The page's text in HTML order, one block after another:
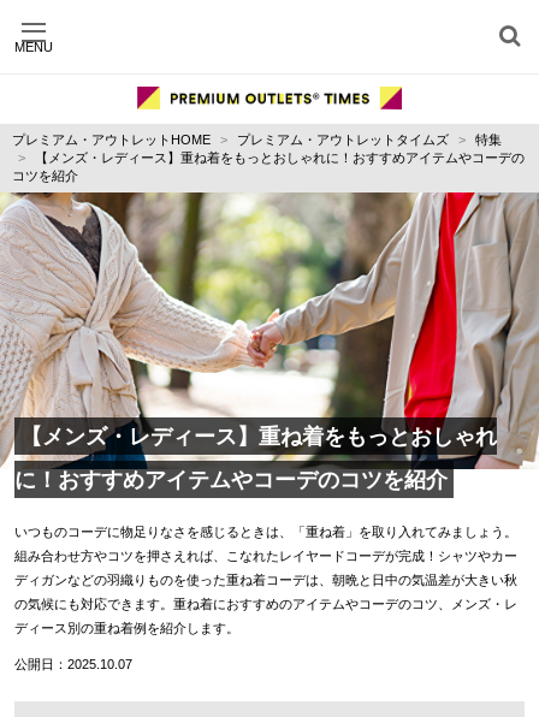
MENU
施設別に記事を探す
運営会社
利用規約
プライバシーポリシー
お問い合わせ
プレミアム・アウトレットHOME プレミアム・アウトレットタイムズ
特集
【メンズ・レディース】重ね着をもっとおしゃれに！おすすめアイテムやコーデの
コツを紹介
【メンズ・レディース】重ね着をもっとおしゃれ
に！おすすめアイテムやコーデのコツを紹介
いつものコーデに物足りなさを感じるときは、「重ね着」を取り入れてみましょう。
組み合わせ方やコツを押さえれば、こなれたレイヤードコーデが完成！シャツやカー
ディガンなどの羽織りものを使った重ね着コーデは、朝晩と日中の気温差が大きい秋
の気候にも対応できます。重ね着におすすめのアイテムやコーデのコツ、メンズ・レ
ディース別の重ね着例を紹介します。
公開日：2025.10.07